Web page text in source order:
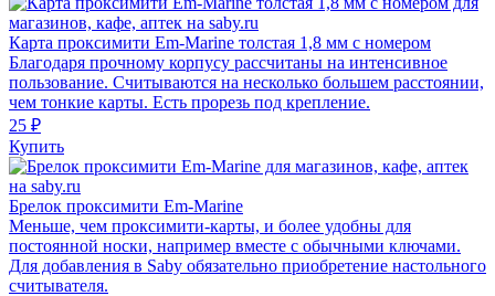
Карта проксимити Em-Marine толстая 1,8 мм с номером
Благодаря прочному корпусу рассчитаны на интенсивное
пользование. Считываются на несколько большем расстоянии,
чем тонкие карты. Есть прорезь под крепление.
25 ₽
Купить
Брелок проксимити Em-Marine
Меньше, чем проксимити-карты, и более удобны для
постоянной носки, например вместе с обычными ключами.
Для добавления в Saby обязательно приобретение настольного
считывателя.